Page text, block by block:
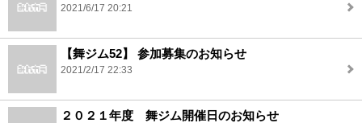
2021/6/17 20:21
【舞ジム52】 参加募集のお知らせ
2021/2/17 22:33
２０２１年度 舞ジム開催日のお知らせ